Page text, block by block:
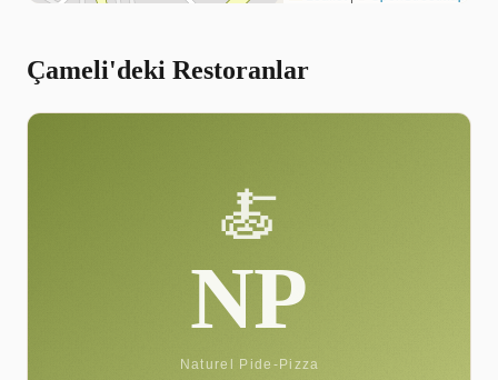
Çameli'deki Restoranlar